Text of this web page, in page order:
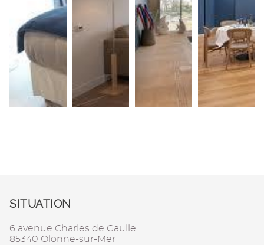
SITUATION
6 avenue Charles de Gaulle
85340 Olonne-sur-Mer